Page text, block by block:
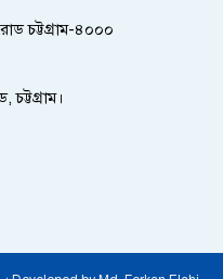
চট্টগ্রাম-৪০০০